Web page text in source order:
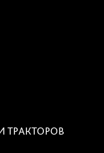
ТРАКТОРОВ